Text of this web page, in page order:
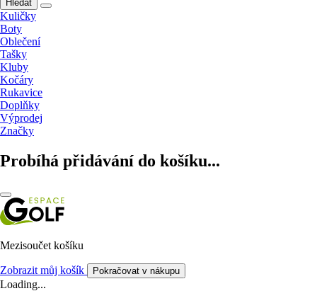
Hledat
Kuličky
Boty
Oblečení
Tašky
Kluby
Kočáry
Rukavice
Doplňky
Výprodej
Značky
Probíhá přidávání do košíku...
Mezisoučet košíku
Zobrazit můj košík Pokračovat v nákupu
Loading...